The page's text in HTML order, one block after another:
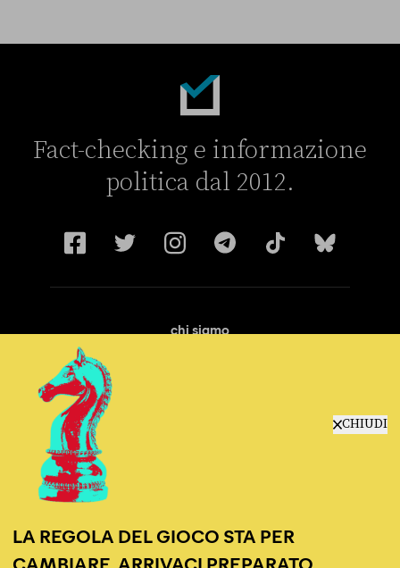
CHIUDI
LA REGOLA DEL GIOCO STA PER
CAMBIARE, ARRIVACI PREPARATO.
Fact-checking e informazione
politica dal 2012.
chi siamo